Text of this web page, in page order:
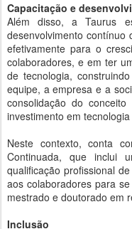
Capacitação e
Além disso, a Taurus
desenvolvimento contínuo
efetivamente para o
colaboradores, e em ter
de tecnologia,
equipe, a empresa e a
consolidação do
investimento em
Neste contexto, conta
Continuada, que inclui
qualificação profissional
aos colaboradores para
mestrado e doutorado em
Inclusão